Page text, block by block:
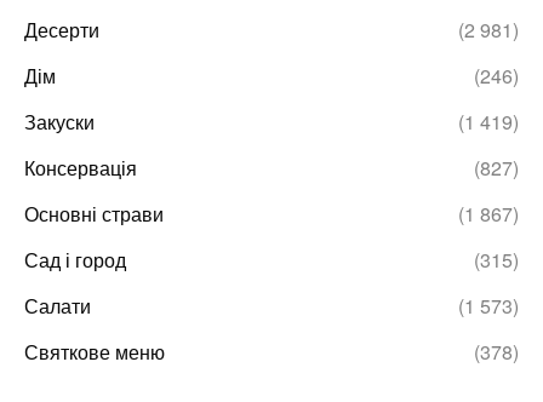
Десерти
(2 981)
Дім
(246)
Закуски
(1 419)
Консервація
(827)
Основні страви
(1 867)
Сад і город
(315)
Салати
(1 573)
Святкове меню
(378)